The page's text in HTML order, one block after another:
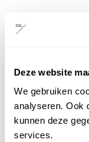
Deze website
We gebruiken
analyseren. Ook
kunnen deze
services.